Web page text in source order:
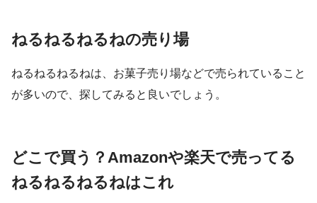
ねるねるねるねの売り場
ねるねるねるねは、お菓子売り場などで売られていること
が多いので、探してみると良いでしょう。
どこで買う？Amazonや楽天で売ってる
ねるねるねるねはこれ